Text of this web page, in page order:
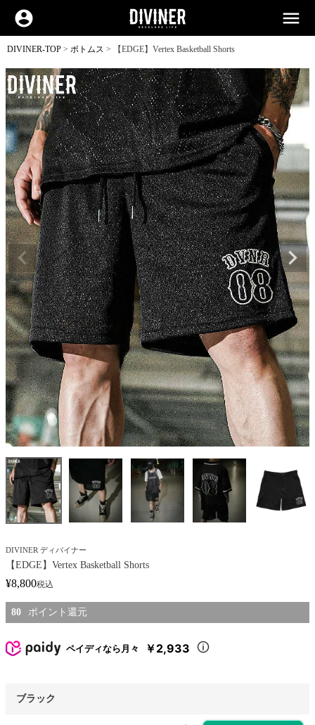
account_circle menu
DIVINER-TOP ボトムス 【EDGE】Vertex Basketball Shorts
DIVINER ディバイナー
【EDGE】Vertex Basketball Shorts
¥8,800税込
80
ペイディなら月々 ￥2,933
ブラック